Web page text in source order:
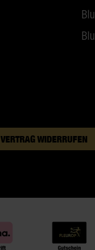
VERTRAG WIDERRUFEN